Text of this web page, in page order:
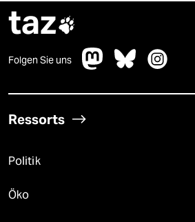
taz
Folgen Sie uns
Ressorts
Politik
Öko